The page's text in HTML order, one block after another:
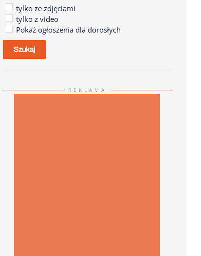
tylko ze zdjęciami
tylko z video
Pokaż ogłoszenia dla dorosłych
Szukaj
REKLAMA